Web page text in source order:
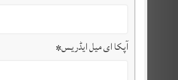
آپکا ای میل ایڈریس*